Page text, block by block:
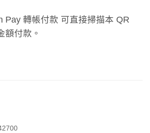
Pay 轉帳付款 可直接掃描本 QR
額付款。